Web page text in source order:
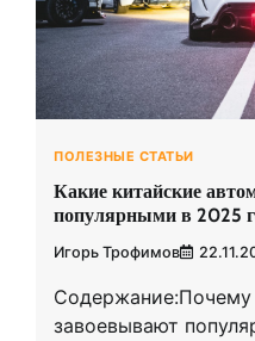
ПОЛЕЗНЫЕ СТАТЬИ
Какие китайские
популярными в 2025
Игорь Трофимов
Содержание:Почему
завоевывают